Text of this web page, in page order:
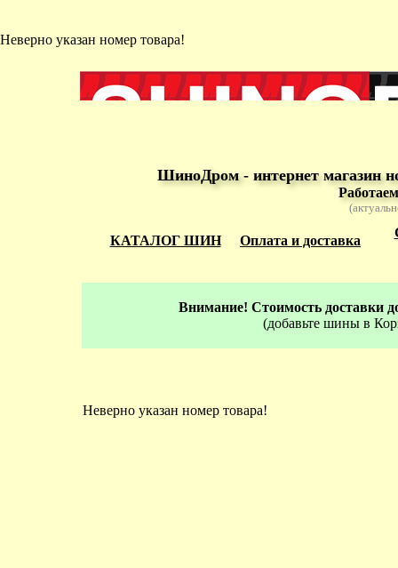
Неверно указан номер товара!
ШиноДром - интернет магазин
КАТАЛОГ ШИН Оплата и доставка
Внимание! Стоимость доставки
(добавьте шины в
Неверно указан номер товара!